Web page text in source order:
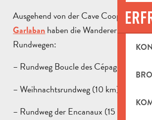
Ausgehend von der Cave Coopérative
Garlaban haben die Wanderer die
Rundwegen:
– Rundweg Boucle des Cépages (7 km)
– Weihnachtsrundweg (10 km)
– Rundweg der Encanaux (15 km).